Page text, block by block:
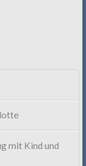
mit Kind und